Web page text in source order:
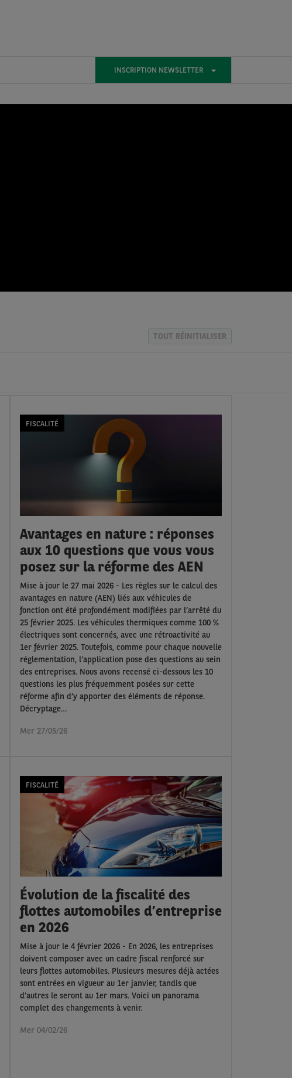
INSCRIPTION NEWSLETTER
TOUT RÉINITIALISER
FISCALITÉ
Avantages en nature : réponses
aux 10 questions que vous vous
posez sur la réforme des AEN
Mise à jour le 27 mai 2026 - Les règles sur le calcul des
avantages en nature (AEN) liés aux véhicules de
fonction ont été profondément modifiées par l’arrêté du
25 février 2025. Les véhicules thermiques comme 100 %
électriques sont concernés, avec une rétroactivité au
1er février 2025. Toutefois, comme pour chaque nouvelle
réglementation, l’application pose des questions au sein
des entreprises. Nous avons recensé ci-dessous les 10
questions les plus fréquemment posées sur cette
réforme afin d’y apporter des éléments de réponse.
Décryptage…
Mer 27/05/26
FISCALITÉ
Évolution de la fiscalité des
flottes automobiles d’entreprise
en 2026
Mise à jour le 4 février 2026 - En 2026, les entreprises
doivent composer avec un cadre fiscal renforcé sur
leurs flottes automobiles. Plusieurs mesures déjà actées
sont entrées en vigueur au 1er janvier, tandis que
d’autres le seront au 1er mars. Voici un panorama
complet des changements à venir.
Mer 04/02/26